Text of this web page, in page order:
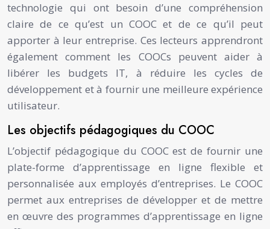
technologie qui ont besoin d’une compréhension
claire de ce qu’est un COOC et de ce qu’il peut
apporter à leur entreprise. Ces lecteurs apprendront
également comment les COOCs peuvent aider à
libérer les budgets IT, à réduire les cycles de
développement et à fournir une meilleure expérience
utilisateur.
Les objectifs pédagogiques du COOC
L’objectif pédagogique du COOC est de fournir une
plate-forme d’apprentissage en ligne flexible et
personnalisée aux employés d’entreprises. Le COOC
permet aux entreprises de développer et de mettre
en œuvre des programmes d’apprentissage en ligne